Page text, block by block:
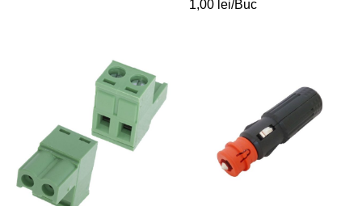
1,00 lei/Buc